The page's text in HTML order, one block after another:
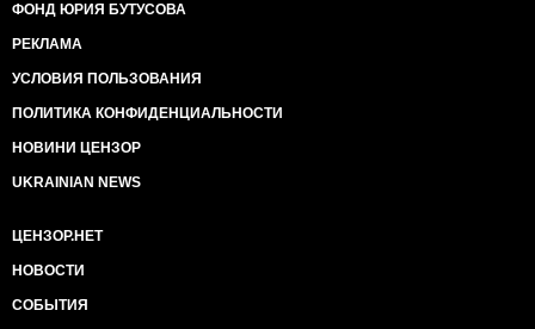
ФОНД ЮРИЯ БУТУСОВА
РЕКЛАМА
УСЛОВИЯ ПОЛЬЗОВАНИЯ
ПОЛИТИКА КОНФИДЕНЦИАЛЬНОСТИ
НОВИНИ ЦЕНЗОР
UKRAINIAN NEWS
ЦЕНЗОР.НЕТ
НОВОСТИ
СОБЫТИЯ